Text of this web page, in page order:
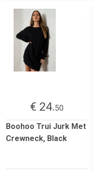
€ 24.50
Boohoo Trui Jurk Met
Crewneck, Black